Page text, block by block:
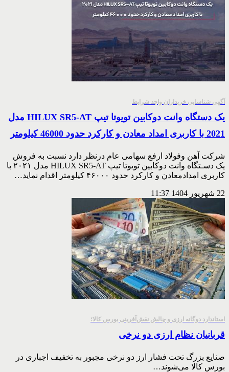
آگهی شناسایی خریداران واجد شرایط
یک دستگاه وانت دوکابین تویوتا تیپ HILUX SR5-AT مدل
2021 با کاربری امداد معادن و کارکرد حدود 46000 کیلومتر
شركت آهن وفولاد ارفع سهامى عام درنظر دارد نسبت به فروش
يک دسـتگاه وانت دوكابين تویوتا تیپ HILUX SR5-AT مدل ۲۰۲۱ با
كاربرى امداد‌معادن و كاركرد حدود ۴۶۰۰۰ كيلومتر اقدام نمايد…
22 شهریور 1404 11:37
استاندارد دوگانه ارزی و چالش نقش‌آفرینی بورس کالا؛
قربانیان نظام ارزی دو نرخی
صنایع بزرگ تحت فشار ارز دو نرخی مجبور به تخفیف اجباری در
بورس کالا می‌شوند…